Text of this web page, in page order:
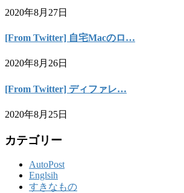
2020年8月27日
[From Twitter] 自宅Macのロ…
2020年8月26日
[From Twitter] ディファレ…
2020年8月25日
カテゴリー
AutoPost
Englsih
すきなもの